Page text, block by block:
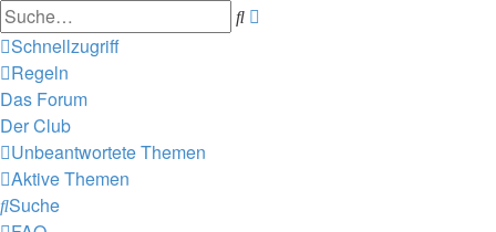
Suche
Schnellzugriff
Regeln
Das Forum
Der Club
Unbeantwortete Themen
Aktive Themen
Suche